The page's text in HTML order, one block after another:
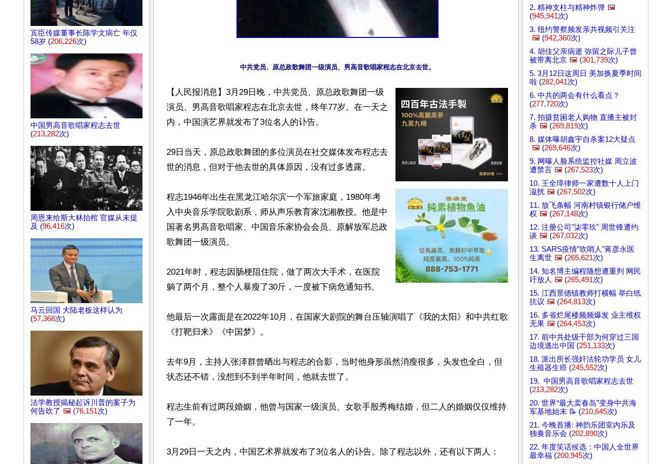
宾臣传媒董事长陈学文病亡 年仅
58岁 (206,226次)
中国男高音歌唱家程志去世
(213,282次)
周恩来给斯大林抬棺 官媒从未提
及 (96,416次)
马云回国 大陆老板这样认为
(57,368次)
法学教授揭秘起诉川普的案子为
何告吹了 🖼️ (76,151次)
中共党员、原总政歌舞团一级演员、男高音歌唱家程志在北京去世。
【人民报消息】3月29日晚，中共党员、原总政歌舞团一级
演员、男高音歌唱家程志在北京去世，终年77岁。在一天之
内，中国演艺界就发布了3位名人的讣告。
29日当天，原总政歌舞团的多位演员在社交媒体发布程志去
世的消息，但对于他去世的具体原因，没有过多透露。
程志1946年出生在黑龙江哈尔滨一个军旅家庭，1980年考
入中央音乐学院歌剧系，师从声乐教育家沈湘教授。他是中
国著名男高音歌唱家、中国音乐家协会会员、原解放军总政
歌舞团一级演员。
2021年时，程志因肠梗阻住院，做了两次大手术，在医院
躺了两个月，整个人暴瘦了30斤，一度被下病危通知书。
他最后一次露面是在2022年10月，在国家大剧院的舞台压轴演唱了《我的太阳》和中共红歌
《打靶归来》《中国梦》。
去年9月，主持人张泽群曾晒出与程志的合影，当时他身形虽然消瘦很多，头发也全白，但
状态还不错，没想到不到半年时间，他就去世了。
程志生前有过两段婚姻，他曾与国家一级演员、女歌手殷秀梅结婚，但二人的婚姻仅仅维持
了一年。
3月29日一天之内，中国艺术界就发布了3位名人的讣告。除了程志以外，还有以下两人：
2. 精神支柱与精神炸弹 🖼️
(945,941次)
3. 纽约警察频发亲共视频引关注
🖼️ (942,360次)
4. 胡佳父亲病逝 弥留之际儿子曾
被带离北京 🖼️ (301,739次)
5. 3月12日这周日 美加换夏季时间
啦 (282,041次)
6. 中共的两会有什么看点？
(277,720次)
7. 拍摄贫困老人购物 直播主被封
杀 🖼️ (269,819次)
8. 媒体曝胡鑫宇自杀案12大疑点
🖼️ (269,646次)
9. 网曝人脸系统监控社媒 周立波
遭禁言 🖼️ (267,523次)
10. 王全璋律师一家遭数十人上门
滋扰 🖼️ (267,502次)
11. 放飞条幅 河南村镇银行储户维
权 🖼️ (267,148次)
12. 注册公司"柒零玖" 周世锋遭约
谈 🖼️ (267,032次)
13. SARS疫情"吹哨人"蒋彦永医
生离世 🖼️ (265,621次)
14. 知名博主编程随想遭重判 网民
吁放人 🖼️ (265,491次)
15. 江西景德镇教师打横幅 举白纸
抗议 🖼️ (264,813次)
16. 多省烂尾楼频频爆发 业主维权
无果 🖼️ (264,453次)
17. 前中共处级干部为何穿过三国
边境逃出中国 (251,133次)
18. 派出所长强奸法轮功学员 女儿
生殖器生癌 (245,552次)
19. 中国男高音歌唱家程志去世
(213,282次)
20. 世界“最大卖春岛”变身中共海
军基地始末 📝 (210,645次)
21. 今晚首播: 神韵乐团室内乐及
独奏音乐会 (202,890次)
22. 年度笑话候选：中国人全世界
最幸福 (200,945次)